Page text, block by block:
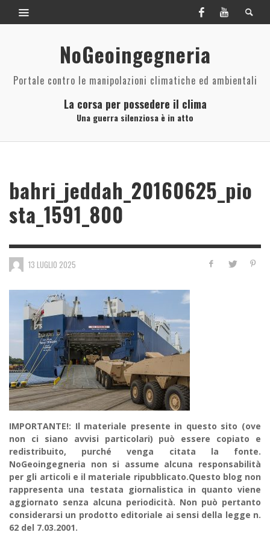
NoGeoingegneria
Portale contro le manipolazioni climatiche ed ambientali
La corsa per possedere il clima
Una guerra silenziosa è in atto
bahri_jeddah_20160625_pio
sta_1591_800
13 LUGLIO 2025
IMPORTANTE!: Il materiale presente in questo sito (ove
non ci siano avvisi particolari) può essere copiato e
redistribuito, purché venga citata la fonte.
NoGeoingegneria non si assume alcuna responsabilità
per gli articoli e il materiale ripubblicato.Questo blog non
rappresenta una testata giornalistica in quanto viene
aggiornato senza alcuna periodicità. Non può pertanto
considerarsi un prodotto editoriale ai sensi della legge n.
62 del 7.03.2001.